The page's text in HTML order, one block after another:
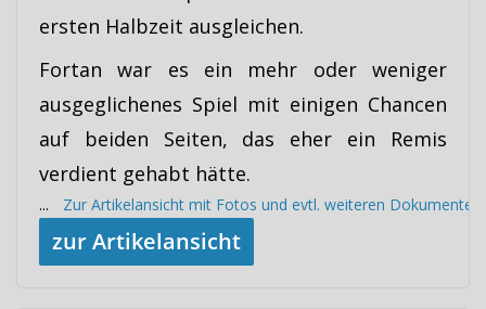
ersten Halbzeit ausgleichen.
Fortan war es ein mehr oder weniger
ausgeglichenes Spiel mit einigen Chancen
auf beiden Seiten, das eher ein Remis
verdient gehabt hätte.
...Zur Artikelansicht mit Fotos und evtl. weiteren Dokumenten
zur Artikelansicht